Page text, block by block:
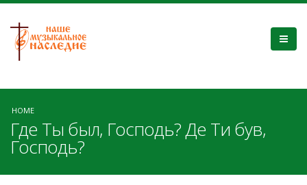
HOME
Где Ты был, Господь? Де Ти був,
Господь?